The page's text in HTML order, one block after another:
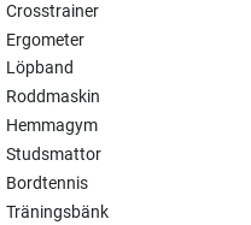
Crosstrainer
Ergometer
Löpband
Roddmaskin
Hemmagym
Studsmattor
Bordtennis
Träningsbänk